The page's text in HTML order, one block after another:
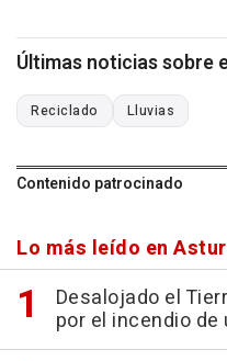
Últimas noticias sobre
Reciclado Lluvias
Contenido patrocinado
Lo más leído en
Desalojado el
por el incendio de